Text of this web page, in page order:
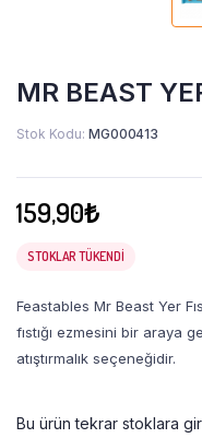
MR BEAST
Stok Kodu: MG000413
159,90₺
STOKLAR TÜKENDI
Feastables Mr Beast Yer
fıstığı ezmesini bir araya
atıştırmalık seçeneğidir.
Bu ürün tekrar stoklara